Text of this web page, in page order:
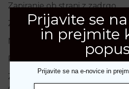
Zapiranje ob strani z zadrgo.
Zunanji material: Usnje
Notranji material: Usnje
Podplat: Guma, odporna proti
Zapenjanje: Zadrga ob strani
Prijavite se
in prejmite
Prijavite se na e-novice in